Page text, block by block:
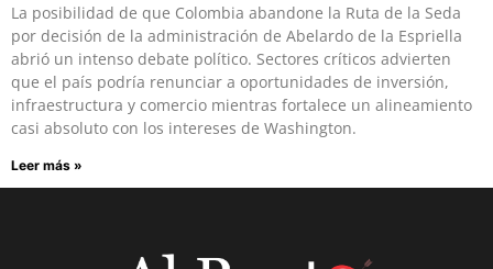
La posibilidad de que Colombia abandone la Ruta de la Seda
por decisión de la administración de Abelardo de la Espriella
abrió un intenso debate político. Sectores críticos advierten
que el país podría renunciar a oportunidades de inversión,
infraestructura y comercio mientras fortalece un alineamiento
casi absoluto con los intereses de Washington.
Leer más »